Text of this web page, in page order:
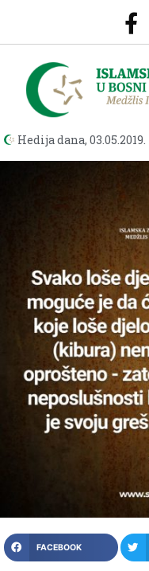
Hedija dana, 03.05.2019.
FACEBOOK